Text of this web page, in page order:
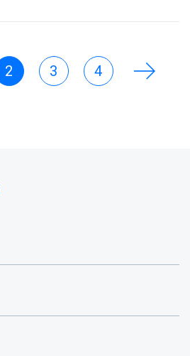
2 3 4